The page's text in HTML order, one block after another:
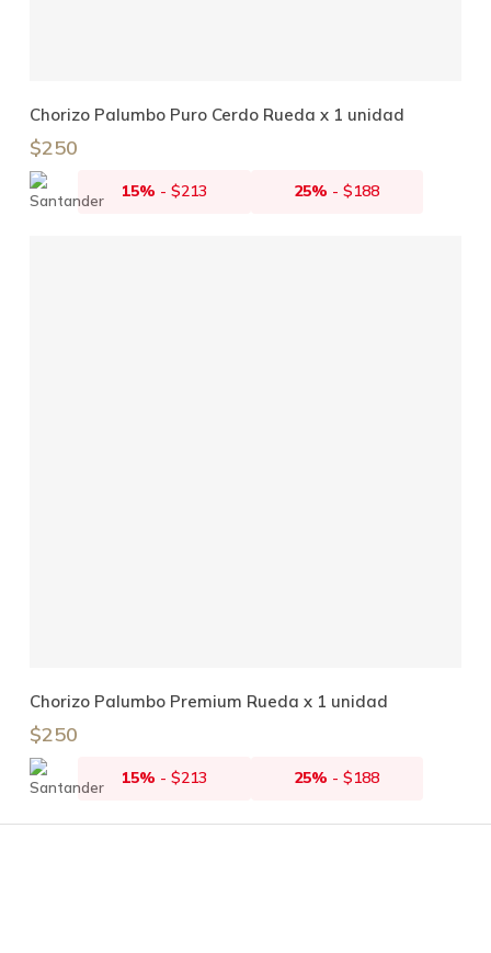
Añadir Al Carrito
Chorizo Palumbo Puro Cerdo Rueda x 1 unidad
$250
15% - $213 25% -$188
Añadir Al Carrito
Chorizo Palumbo Premium Rueda x 1 unidad
$250
15% - $213 25% -$188